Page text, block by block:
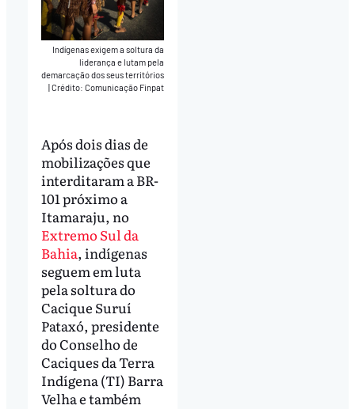
Indígenas exigem a soltura da
liderança e lutam pela
demarcação dos seus territórios
Crédito: Comunicação Finpat
Após dois dias de
mobilizações que
interditaram a BR-
101 próximo a
Itamaraju, no
Extremo Sul da
Bahia, indígenas
seguem em luta
pela soltura do
Cacique Suruí
Pataxó, presidente
do Conselho de
Caciques da Terra
Indígena (TI) Barra
Velha e também